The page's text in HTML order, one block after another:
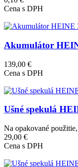
Cena s DPH
Obrázok
Akumulátor
139,00 €
Cena s DPH
Obrázok
Ušné spekulá
Na opakované
29,00 €
Cena s DPH
Obrázok